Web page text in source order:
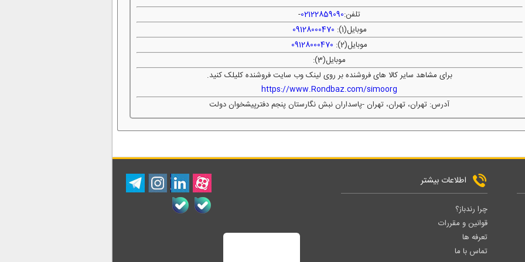
تلفن:02122859090
-
موبایل(1):
09128000470
موبایل(2):
09128000470
موبایل(3):
برای مشاهد سایر کالا های فروشنده بر روی لینک وب سایت فروشنده کلیلک کنید.
https://www.Rondbaz.com/simoorg
آدرس: تهران، تهران، تهران -پاسداران نبش نگارستان پنجم دفترپیشخوان دولت
اطلاعات بیشتر
چرا رندباز؟
قوانین و مقررات
تعرفه ها
تماس با ما